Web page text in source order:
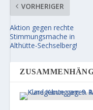
VORHERIGER
Aktion gegen rechte
Stimmungsmache in
Althütte-Sechselberg!